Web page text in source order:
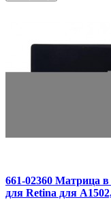
661-02360 Матрица
для Retina для